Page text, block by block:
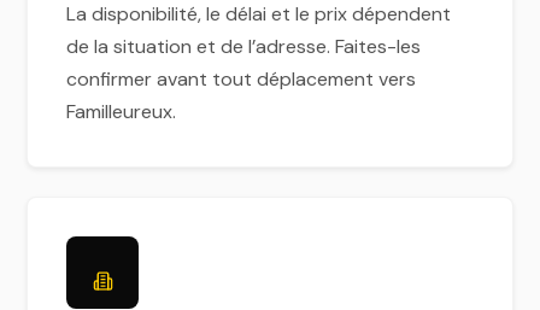
La disponibilité, le délai et le prix dépendent
de la situation et de l’adresse. Faites-les
confirmer avant tout déplacement vers
Familleureux.